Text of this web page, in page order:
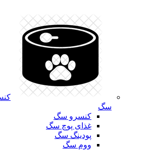
سگ
کنسرو سگ
غذای پوچ سگ
پودینگ سگ
ووم سگ